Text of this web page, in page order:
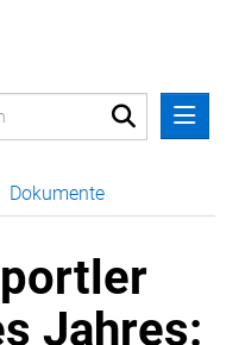
Dokumente
Jahres: